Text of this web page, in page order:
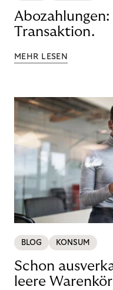
Transaktion.
MEHR LESEN
BLOG KONSUM
Schon
leere